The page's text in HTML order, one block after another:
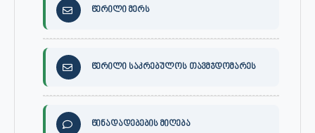
წერილი მერს
წერილი საკრებულოს თავმჯდომარეს
წინადადებების მიღება